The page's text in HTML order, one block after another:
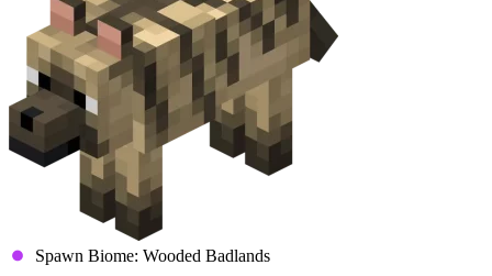
Spawn Biome: Wooded Badlands